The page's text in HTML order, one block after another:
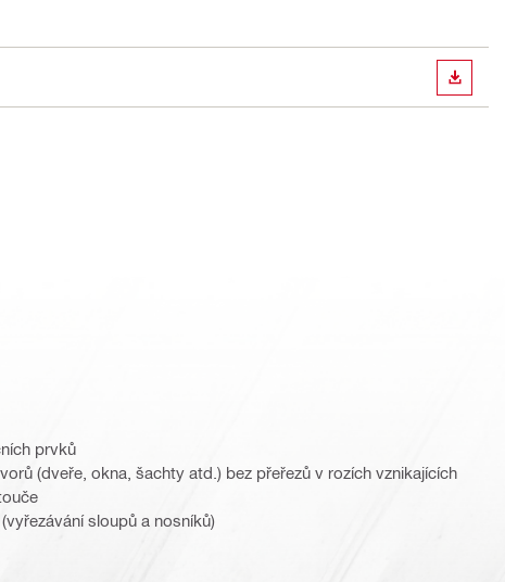
prvků
(dveře, okna, šachty atd.) bez přeřezů v rozích vznikajících
sloupů a nosníků)